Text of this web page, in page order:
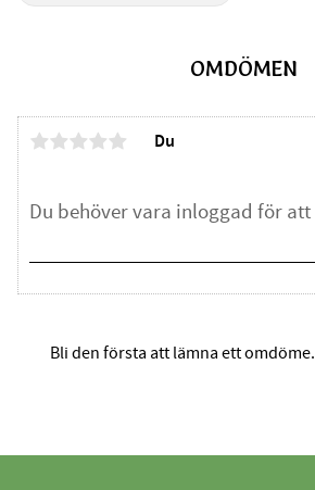
OMDÖMEN
Du
Bli den första att lämna ett omdöme.